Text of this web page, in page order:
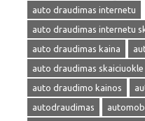
auto draudimas internetu
auto draudimas internetu
auto draudimas kaina
auto draudimas skaiciuokle
auto draudimo kainos
autodraudimas